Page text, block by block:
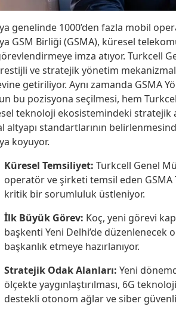
genelinde 1000’den fazla mobil
GSM Birliği (GSMA), küresel
imza atıyor. Turkcell
ve stratejik yönetim
getiriliyor. Aynı zamanda GSMA
bu pozisyona seçilmesi, hem
teknoloji ekosistemindeki stratejik
altyapı standartlarının
koyuyor.
Küresel Temsiliyet: Turkcell Genel
operatör ve şirketi temsil eden GSMA
kritik bir sorumluluk üstleniyor.
İlk Büyük Görev: Koç, yeni görevi
başkenti Yeni Delhi’de düzenlenecek
başkanlık etmeye hazırlanıyor.
Stratejik Odak Alanları: Yeni
ölçekte yaygınlaştırılması, 6G
destekli otonom ağlar ve siber